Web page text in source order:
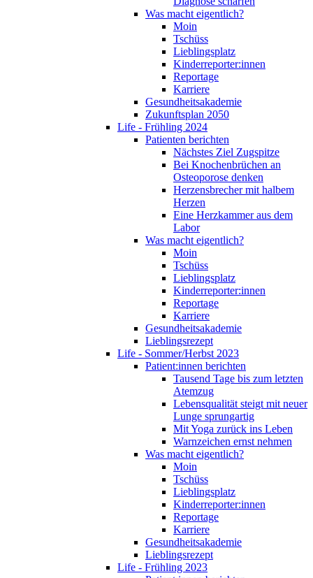
Was macht eigentlich?
Moin
Tschüss
Lieblingsplatz
Kinderreporter:innen
Reportage
Karriere
Gesundheitsakademie
Zukunftsplan 2050
Life - Frühling 2024
Patienten berichten
Nächstes Ziel Zugspitze
Bei Knochenbrüchen an
Osteoporose denken
Herzensbrecher mit halbem
Herzen
Eine Herzkammer aus dem
Labor
Was macht eigentlich?
Moin
Tschüss
Lieblingsplatz
Kinderreporter:innen
Reportage
Karriere
Gesundheitsakademie
Lieblingsrezept
Life - Sommer/Herbst 2023
Patient:innen berichten
Tausend Tage bis zum letzten
Atemzug
Lebensqualität steigt mit neuer
Lunge sprungartig
Mit Yoga zurück ins Leben
Warnzeichen ernst nehmen
Was macht eigentlich?
Moin
Tschüss
Lieblingsplatz
Kinderreporter:innen
Reportage
Karriere
Gesundheitsakademie
Lieblingsrezept
Life - Frühling 2023